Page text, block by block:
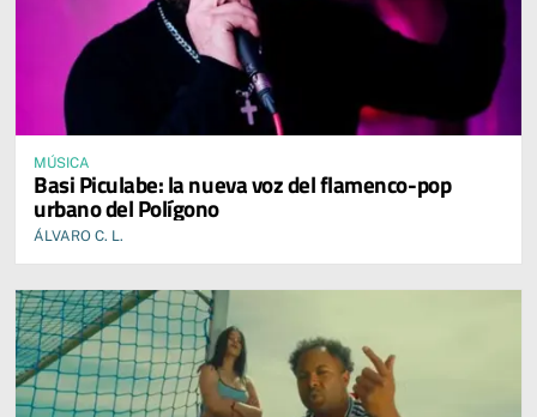
MÚSICA
Basi Piculabe: la nueva voz del flamenco-pop
urbano del Polígono
ÁLVARO C. L.